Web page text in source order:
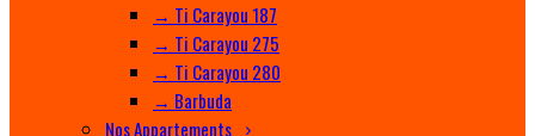
→ Ti Carayou 187
→ Ti Carayou 275
→ Ti Carayou 280
→ Barbuda
Nos Appartements